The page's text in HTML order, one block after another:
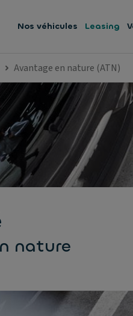
Nos véhicules Leasing
Avantage en nature (ATN)
nature